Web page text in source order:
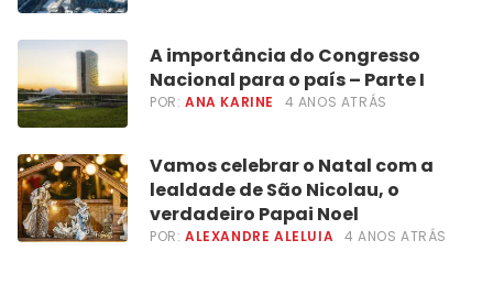
A importância do Congresso
Nacional para o país – Parte I
POR: ANA KARINE 4 ANOS ATRÁS
Vamos celebrar o Natal com a
lealdade de São Nicolau, o
verdadeiro Papai Noel
POR: ALEXANDRE ALELUIA 4 ANOS ATRÁS